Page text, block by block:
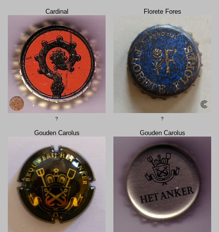
Cardinal
?
Florete Fores
?
Gouden Carolus Gouden Carolus